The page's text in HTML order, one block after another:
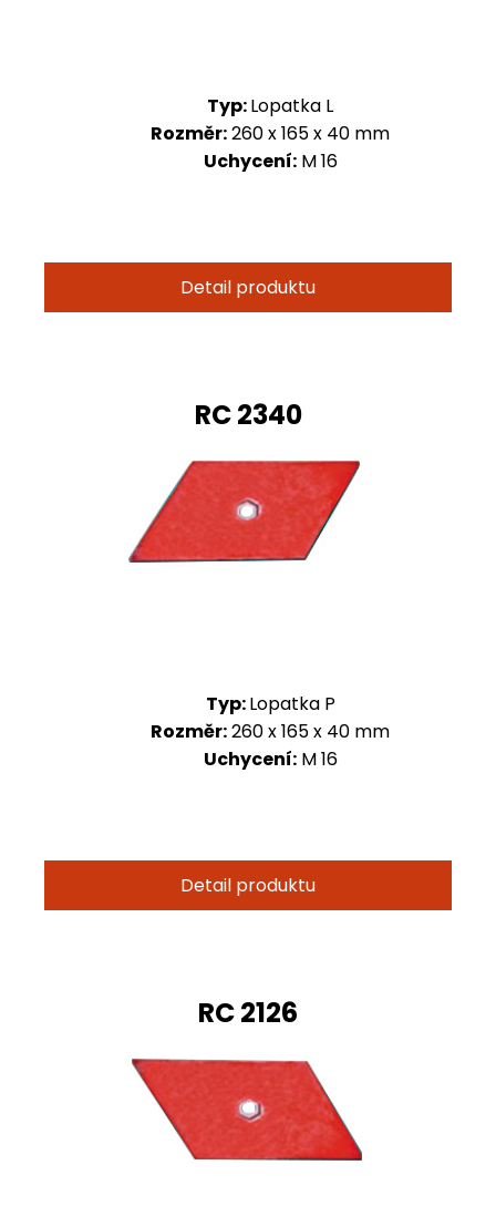
Typ:Lopatka L
Rozměr:260 x 165 x 40 mm
Uchycení:M 16
Detail produktu
RC 2340
Typ:Lopatka P
Rozměr:260 x 165 x 40 mm
Uchycení:M 16
Detail produktu
RC 2126